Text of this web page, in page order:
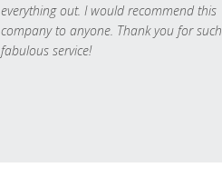
everything out. I would recommend this
company to anyone. Thank you for such
fabulous service!